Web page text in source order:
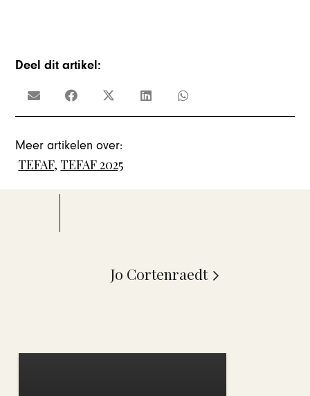
Deel dit artikel:
Meer artikelen over:
TEFAF, TEFAF 2025
Jo Cortenraedt